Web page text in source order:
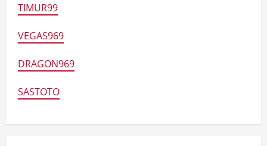
TIMUR99
VEGAS969
DRAGON969
SASTOTO